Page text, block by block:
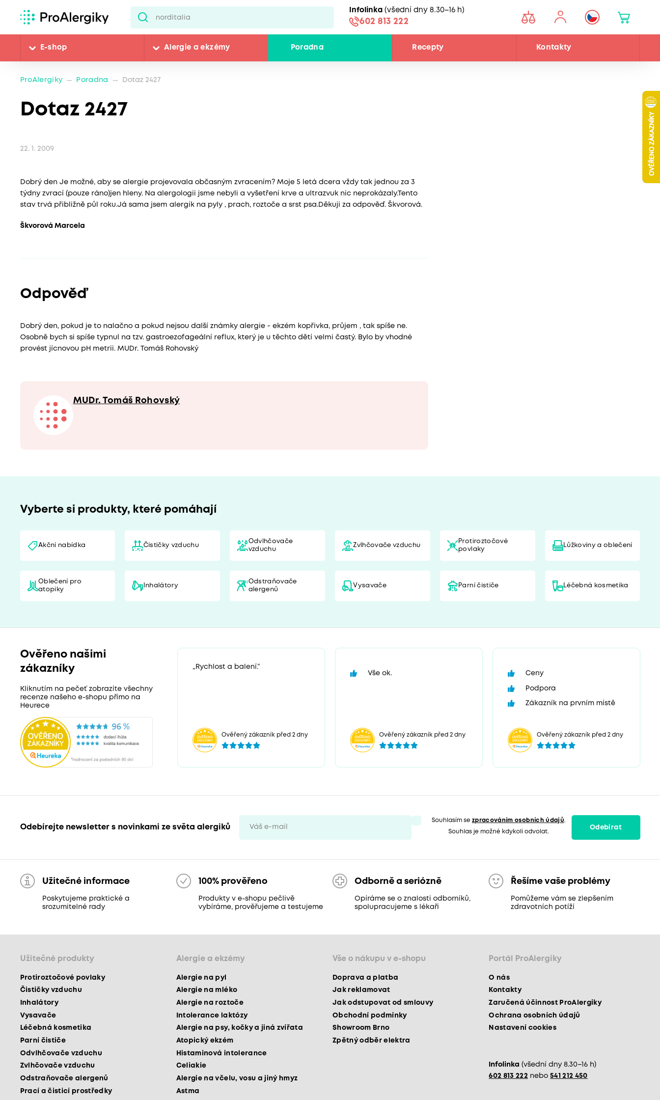
Infolinka (všední dny 8.30–16 h)
602 813 222
E-shop Alergie a ekzémy Poradna Recepty Kontakty
ProAlergiky Poradna Dotaz 2427
Dotaz 2427
22. 1. 2009
Dobrý den Je možné, aby se alergie projevovala občasným zvracením? Moje 5 letá dcera vždy tak jednou za 3
týdny zvrací (pouze ráno)jen hleny. Na alergologii jsme nebyli a vyšetření krve a ultrazvuk nic neprokázaly.Tento
stav trvá přibližně půl roku.Já sama jsem alergik na pyly , prach, roztoče a srst psa.Děkuji za odpověď. Škvorová.
Škvorová Marcela
Odpověď
Dobrý den, pokud je to nalačno a pokud nejsou další známky alergie - ekzém kopřivka, průjem , tak spíše ne.
Osobně bych si spíše typnul na tzv. gastroezofageální reflux, který je u těchto dětí velmi častý. Bylo by vhodné
provést jícnovou pH metrii. MUDr. Tomáš Rohovský
MUDr. Tomáš Rohovský
Vyberte si produkty, které pomáhají
Akční nabídka Čističky vzduchu
Odvlhčovače
vzduchu
Zvlhčovače vzduchu
Protiroztočové
povlaky
Lůžkoviny a oblečení
Oblečení pro
atopiky
Inhalátory
Odstraňovače
alergenů
Vysavače Parní čističe Léčebná kosmetika
Ověřeno našimi
zákazníky
Kliknutím na pečeť zobrazíte všechny
recenze našeho e-shopu přímo na
Heurece
„Rychlost a balení.“
Ověřený zákazník před 2 dny
Vše ok.
Ověřený zákazník před 2 dny
Ceny
Podpora
Zákazník na prvním místě
Ověřený zákazník před 2 dny
Odebírejte newsletter s novinkami ze světa alergiků
Souhlasím sezpracováním osobních údajů.
Souhlas je možné kdykoli odvolat.
Odebírat
Užitečné informace
Poskytujeme praktické a
srozumitelné rady
100% prověřeno
Produkty v e-shopu pečlivě
vybíráme, prověřujeme a testujeme
Odborně a seriózně
Opíráme se o znalosti odborníků,
spolupracujeme s lékaři
Řešíme vaše problémy
Pomůžeme vám se zlepšením
zdravotních potíží
Užitečné produkty
Protiroztočové povlaky
Čističky vzduchu
Inhalátory
Vysavače
Léčebná kosmetika
Parní čističe
Odvlhčovače vzduchu
Zvlhčovače vzduchu
Odstraňovače alergenů
Prací a čisticí prostředky
Alergie a ekzémy
Alergie na pyl
Alergie na mléko
Alergie na roztoče
Intolerance laktózy
Alergie na psy, kočky a jiná zvířata
Atopický ekzém
Histaminová intolerance
Celiakie
Alergie na včelu, vosu a jiný hmyz
Astma
Vše o nákupu v e-shopu
Doprava a platba
Jak reklamovat
Jak odstupovat od smlouvy
Obchodní podmínky
Showroom Brno
Zpětný odběr elektra
Portál ProAlergiky
O nás
Kontakty
Zaručená účinnost ProAlergiky
Ochrana osobních údajů
Nastavení cookies
Infolinka (všední dny 8.30–16 h)
602 813 222 nebo 541 212 450